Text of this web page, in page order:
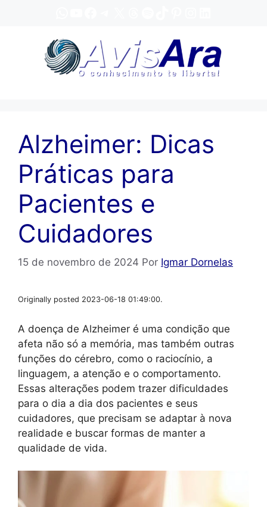
Alzheimer: Dicas
Práticas para
Pacientes e
Cuidadores
15 de novembro de 2024 Por Igmar Dornelas
Originally posted 2023-06-18 01:49:00.
A doença de Alzheimer é uma condição que
afeta não só a memória, mas também outras
funções do cérebro, como o raciocínio, a
linguagem, a atenção e o comportamento.
Essas alterações podem trazer dificuldades
para o dia a dia dos pacientes e seus
cuidadores, que precisam se adaptar à nova
realidade e buscar formas de manter a
qualidade de vida.